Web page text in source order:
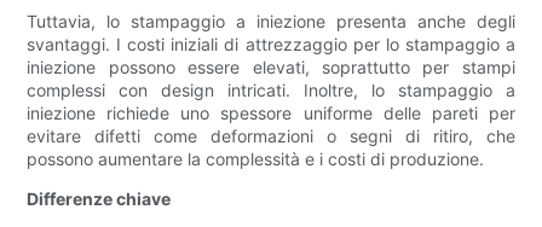
Tuttavia, lo stampaggio a iniezione presenta anche degli
svantaggi. I costi iniziali di attrezzaggio per lo stampaggio a
iniezione possono essere elevati, soprattutto per stampi
complessi con design intricati. Inoltre, lo stampaggio a
iniezione richiede uno spessore uniforme delle pareti per
evitare difetti come deformazioni o segni di ritiro, che
possono aumentare la complessità e i costi di produzione.
Differenze chiave